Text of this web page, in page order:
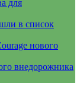
для
в список
нового
внедорожника